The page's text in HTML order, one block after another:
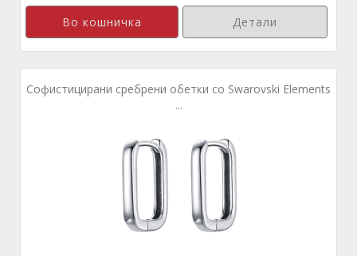
Детали
Софистицирани сребрени обетки со Swarovski Elements
...